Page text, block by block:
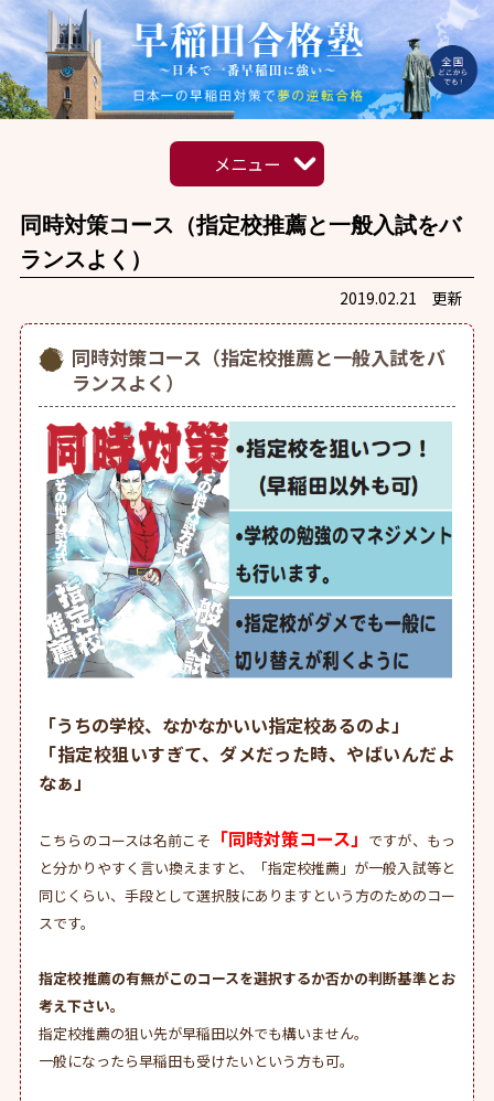
メニュー
HOME
指導内容
合格への道のり
実力講師陣
合格実績
強制自習オプション
よくある質問
合格体験記
保護者•浪人生の
皆様へ
高2生の方へ
料金詳細
入塾の流れ
同時対策コース（指定校推薦と一般入試をバ
ランスよく）
2019.02.21 更新
同時対策コース（指定校推薦と一般入試をバ
ランスよく）
「うちの学校、なかなかいい指定校あるのよ」
「指定校狙いすぎて、ダメだった時、やばいんだよ
なぁ」
こちらのコースは名前こそ 「同時対策コース」 ですが、もっ
と分かりやすく言い換えますと、「指定校推薦」が一般入試等と
同じくらい、手段として選択肢にありますという方のためのコー
スです。
指定校推薦の有無がこのコースを選択するか否かの判断基準とお
考え下さい。
指定校推薦の狙い先が早稲田以外でも構いません。
一般になったら早稲田も受けたいという方も可。